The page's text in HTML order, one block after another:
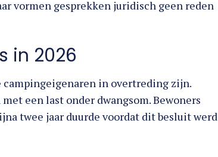
vormen gesprekken juridisch geen reden
in 2026
campingeigenaren in overtreding zijn.
een last onder dwangsom. Bewoners
twee jaar duurde voordat dit besluit werd